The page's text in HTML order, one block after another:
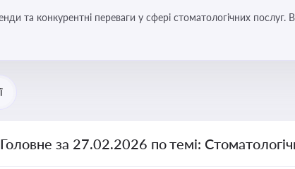
та конкурентні переваги у сфері стоматологічних послуг. Використання
Головне за 27.02.2026 по темі: